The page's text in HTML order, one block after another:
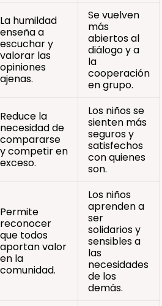
La humildad
enseña a
escuchar y
valorar las
opiniones
ajenas.
Se vuelven
más
abiertos al
diálogo y a
la
cooperación
en grupo.
Reduce la
necesidad de
compararse
y competir en
exceso.
Los niños se
sienten más
seguros y
satisfechos
con quienes
son.
Permite
reconocer
que todos
aportan valor
en la
comunidad.
Los niños
aprenden a
ser
solidarios y
sensibles a
las
necesidades
de los
demás.